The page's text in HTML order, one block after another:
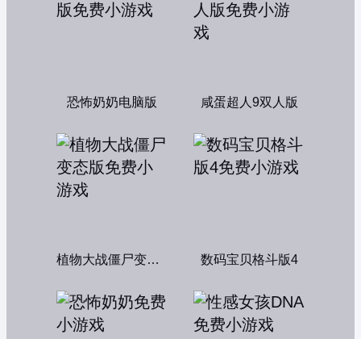
恐怖奶奶电脑版 咸蛋超人9双人版
植物大战僵尸变态版 数码宝贝格斗版4